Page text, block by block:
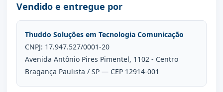
Vendido e entregue por
Thuddo Soluções em Tecnologia Comunicação
CNPJ: 17.947.527/0001-20
Avenida Antônio Pires Pimentel, 1102 - Centro
Bragança Paulista / SP — CEP 12914-001